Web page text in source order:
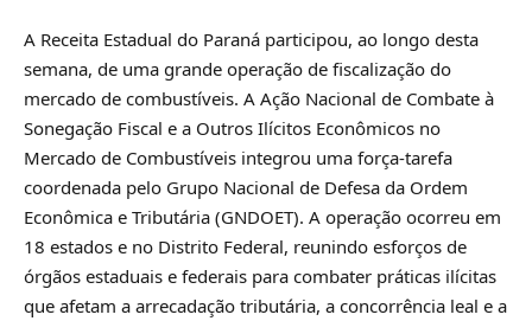
A Receita Estadual do Paraná participou, ao longo desta
semana, de uma grande operação de fiscalização do
mercado de combustíveis. A Ação Nacional de Combate à
Sonegação Fiscal e a Outros Ilícitos Econômicos no
Mercado de Combustíveis integrou uma força-tarefa
coordenada pelo Grupo Nacional de Defesa da Ordem
Econômica e Tributária (GNDOET). A operação ocorreu em
18 estados e no Distrito Federal, reunindo esforços de
órgãos estaduais e federais para combater práticas ilícitas
que afetam a arrecadação tributária, a concorrência leal e a